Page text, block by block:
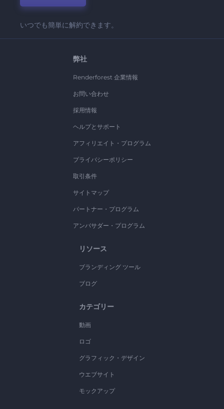
いつでも簡単に解約できます。
弊社
Renderforest 企業情報
お問い合わせ
採用情報
ヘルプとサポート
アフィリエイト・プログラム
プライバシーポリシー
取引条件
サイトマップ
パートナー・プログラム
アンバサダー・プログラム
リソース
ブランディング ツール
ブログ
カテゴリー
動画
ロゴ
グラフィック・デザイン
ウエブサイト
モックアップ